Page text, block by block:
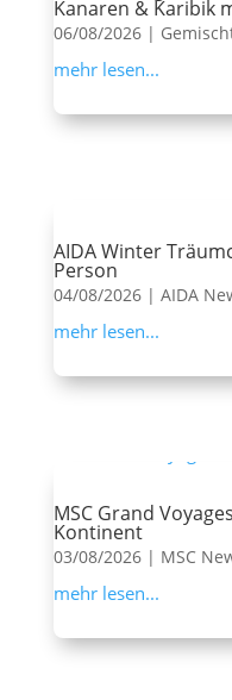
Kanaren & Karibik
06/08/2026|
mehr lesen...
AIDA Winter
Person
04/08/2026| AIDA
mehr lesen...
MSC Grand
Kontinent
03/08/2026| MSC
mehr lesen...